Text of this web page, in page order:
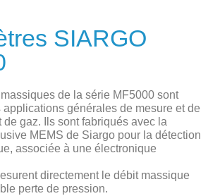
SIARGO
de la série MF5000 sont
générales de mesure et de
de gaz. Ils sont fabriqués avec la
MEMS de Siargo pour la détection
associée à une électronique
directement le débit massique
perte de pression.